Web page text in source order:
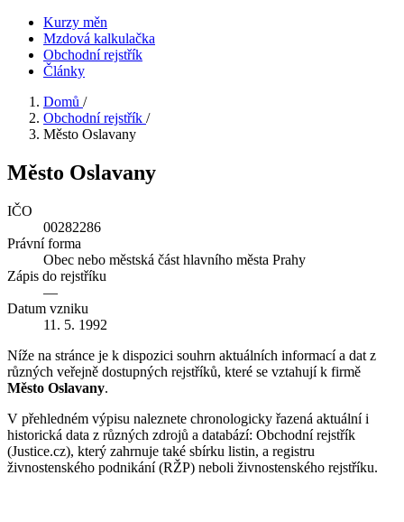
Kurzy měn
Mzdová kalkulačka
Obchodní rejstřík
Články
Domů /
Obchodní rejstřík /
Město Oslavany
Město Oslavany
IČO
00282286
Právní forma
Obec nebo městská část hlavního města Prahy
Zápis do rejstříku
—
Datum vzniku
11. 5. 1992
Níže na stránce je k dispozici souhrn aktuálních informací a dat z
různých veřejně dostupných rejstříků, které se vztahují k firmě
Město Oslavany.
V přehledném výpisu naleznete chronologicky řazená aktuální i
historická data z různých zdrojů a databází: Obchodní rejstřík
(Justice.cz), který zahrnuje také sbírku listin, a registru
živnostenského podnikání (RŽP) neboli živnostenského rejstříku.